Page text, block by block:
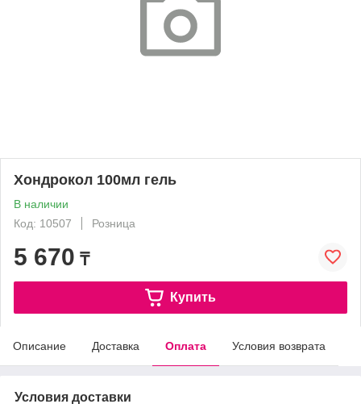
Хондрокол 100мл гель
В наличии
Код: 10507
Розница
5 670 ₸
Купить
Описание Доставка Оплата Условия возврата
Условия доставки